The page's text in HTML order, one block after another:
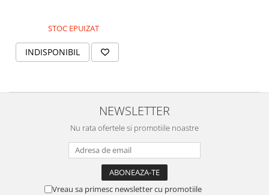
STOC EPUIZAT
INDISPONIBIL
NEWSLETTER
Nu rata ofertele si promotiile noastre
Vreau sa primesc newsletter cu promotiile